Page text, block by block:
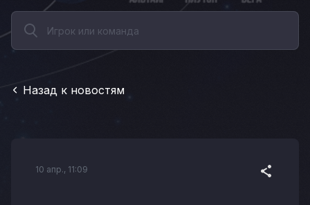
Назад к новостям
10 апр., 11:09